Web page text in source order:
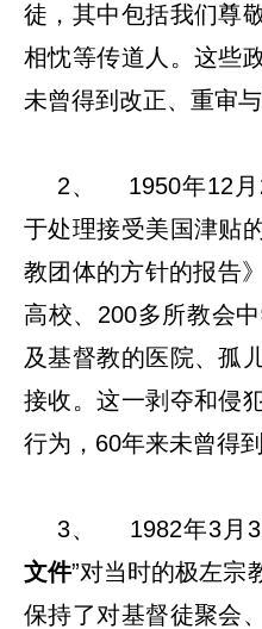
徒，其中包括我们尊
相忱等传道人。这些
未曾得到改正、重审与
2、 1950年12月
于处理接受美国津贴
教团体的方针的报告
高校、200多所教会
及基督教的医院、孤
接收。这一剥夺和侵
行为，60年来未曾得
3、 1982年3月
文件”对当时的极左宗
保持了对基督徒聚会